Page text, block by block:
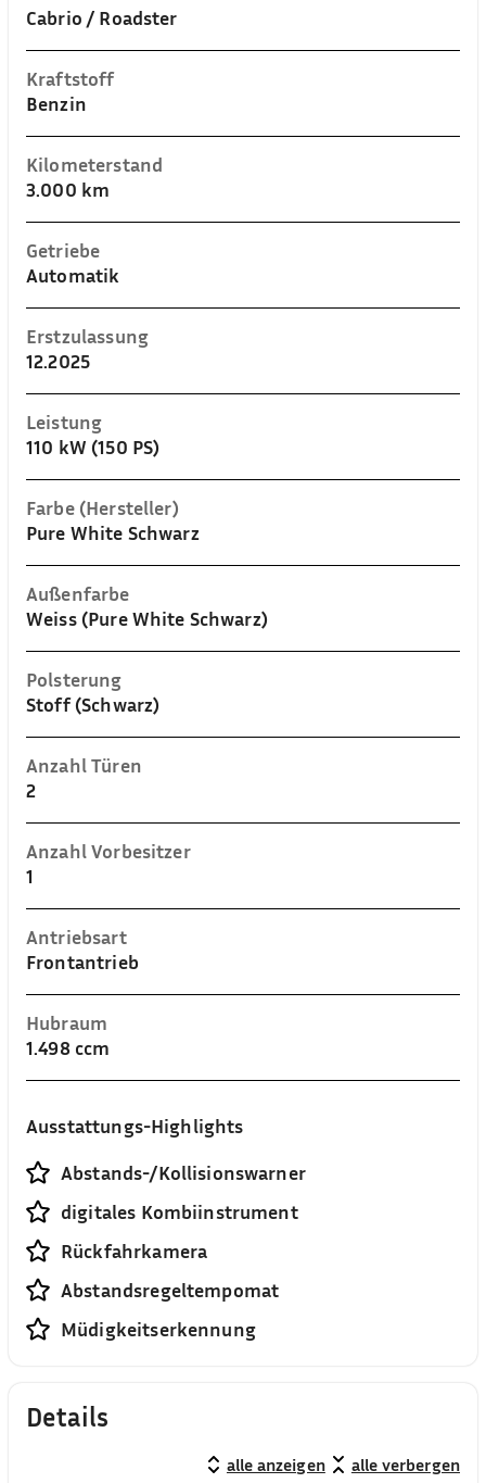
Cabrio / Roadster
Kraftstoff
Benzin
Kilometerstand
3.000 km
Getriebe
Automatik
Erstzulassung
12.2025
Leistung
110 kW (150 PS)
Farbe (Hersteller)
Pure White Schwarz
Außenfarbe
Weiss (Pure White Schwarz)
Polsterung
Stoff (Schwarz)
Anzahl Türen
2
Anzahl Vorbesitzer
1
Antriebsart
Frontantrieb
Hubraum
1.498 ccm
Ausstattungs-Highlights
Abstands-/Kollisionswarner
digitales Kombiinstrument
Rückfahrkamera
Abstandsregeltempomat
Müdigkeitserkennung
Details
alle anzeigen alle verbergen